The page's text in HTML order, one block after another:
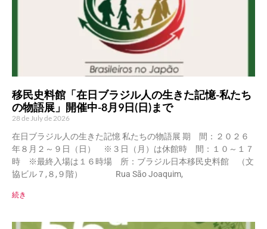
移民史料館「在日ブラジル人の生きた記憶-私たち
の物語展」開催中-8月9日(日)まで
28 de July de 2026
在日ブラジル人の生きた記憶 私たちの物語展 期 間：２０２６
年８月２～９日（日） ※３日（月）は休館時 間：１０～１７
時 ※最終入場は１６時場 所：ブラジル日本移民史料館 （文
協ビル７,８,９階） Rua São Joaquim,
続き